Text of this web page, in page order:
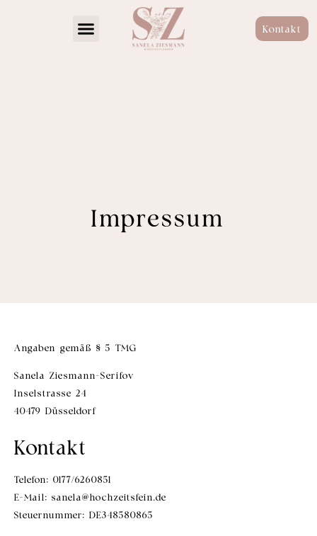
Kontakt
Impressum
Angaben gemäß § 5 TMG
Sanela Ziesmann-Serifov
Inselstrasse 24
40479 Düsseldorf
Kontakt
Telefon: 0177/6260851
E-Mail: sanela@hochzeitsfein.de
Steuernummer: DE348580865